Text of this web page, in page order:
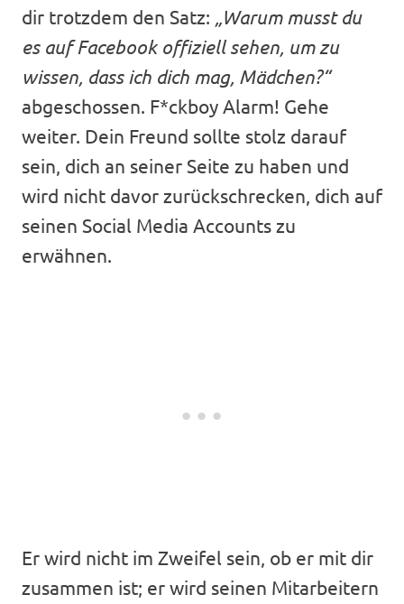
dir trotzdem den Satz: „Warum musst du
es auf Facebook offiziell sehen, um zu
wissen, dass ich dich mag, Mädchen?“
abgeschossen. F*ckboy Alarm! Gehe
weiter. Dein Freund sollte stolz darauf
sein, dich an seiner Seite zu haben und
wird nicht davor zurückschrecken, dich auf
seinen Social Media Accounts zu
erwähnen.
Er wird nicht im Zweifel sein, ob er mit dir
zusammen ist; er wird seinen Mitarbeitern